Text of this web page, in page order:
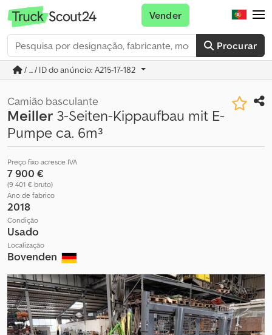
Procurar
Vender
/ ... / ID do anúncio: A215-17-182
Camião basculante
Meiller 3-Seiten-Kippaufbau mit E-
Pumpe ca. 6m³
Preço fixo acresce IVA
7 900 €
(9 401 € bruto)
Ano de fabrico
2018
Condição
Usado
Localização
Bovenden